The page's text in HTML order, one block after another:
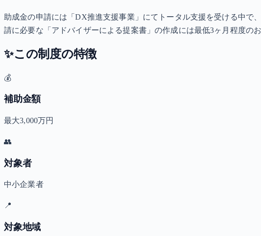
助成金の申請には「DX推進支援事業」にてトータル支援を受ける中で
請に必要な「アドバイザーによる提案書」の作成には最低3ヶ月程度の
✨この制度の特徴
💰
補助金額
最大3,000万円
👥
対象者
中小企業者
📍
対象地域